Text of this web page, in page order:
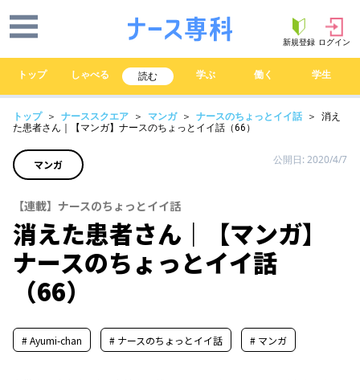
新規登録 ログイン
トップ しゃべる 読む 学ぶ 働く 学生
トップ ＞ ナーススクエア ＞ マンガ ＞ ナースのちょっとイイ話
＞ 消え
た患者さん｜【マンガ】ナースのちょっとイイ話（66）
マンガ 公開日: 2020/4/7
【連載】ナースのちょっとイイ話
消えた患者さん｜【マンガ】
ナースのちょっとイイ話
（66）
# Ayumi-chan # ナースのちょっとイイ話 # マンガ